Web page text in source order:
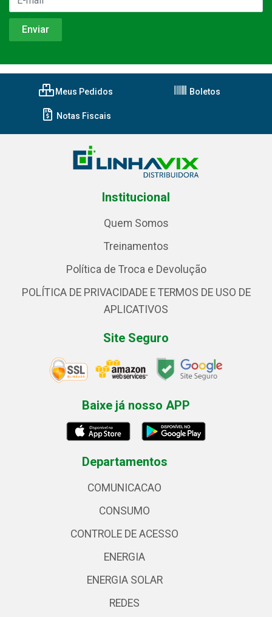
Meus Pedidos Boletos
Notas Fiscais
Institucional
Quem Somos
Treinamentos
Política de Troca e Devolução
POLÍTICA DE PRIVACIDADE E TERMOS DE USO DE
APLICATIVOS
Site Seguro
Baixe já nosso APP
Departamentos
COMUNICACAO
CONSUMO
CONTROLE DE ACESSO
ENERGIA
ENERGIA SOLAR
REDES